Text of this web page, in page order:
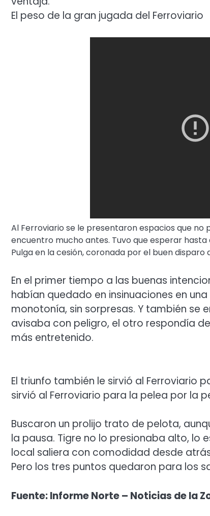
El peso de la gran jugada del Ferroviario
Al Ferroviario se le presentaron espacios que
encuentro mucho antes. Tuvo que esperar
Pulga en la cesión, coronada por el buen disparo
En el primer tiempo a las buenas
habían quedado en insinuaciones en
monotonía, sin sorpresas. Y también se
avisaba con peligro, el otro respondía
más entretenido.
El triunfo también le sirvió al Ferroviario
sirvió al Ferroviario para la pelea por la
Buscaron un prolijo trato de pelota,
la pausa. Tigre no lo presionaba alto,
local saliera con comodidad desde
Pero los tres puntos quedaron para los
Fuente: Informe Norte – Noticias de la